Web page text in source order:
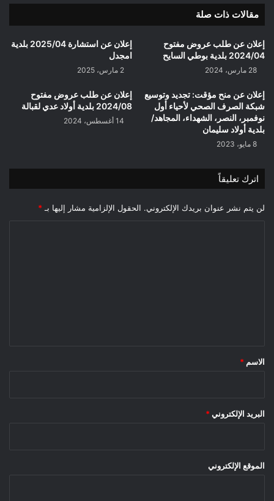
مقالات ذات صلة
إعلان عن طلب عروض مفتوح
2024/04 بلدية بوطي السايح
28 مارس، 2024
إعلان عن استشارة 2025/04 بلدية
امجدل
2 مارس، 2025
إعلان عن منح مؤقت: تجديد وتوسيع
شبكة الصرف الصحي لأحياء أول
نوفمبر، النصر، الشهداء، المجاهد/
بلدية أولاد سليمان
8 مايو، 2023
إعلان عن طلب عروض مفتوح
2024/08 بلدية أولاد عدي لقبالة
14 أغسطس، 2024
اترك تعليقاً
لن يتم نشر عنوان بريدك الإلكتروني. الحقول الإلزامية مشار إليها بـ *
*
الاسم *
البريد الإلكتروني *
الموقع الإلكتروني